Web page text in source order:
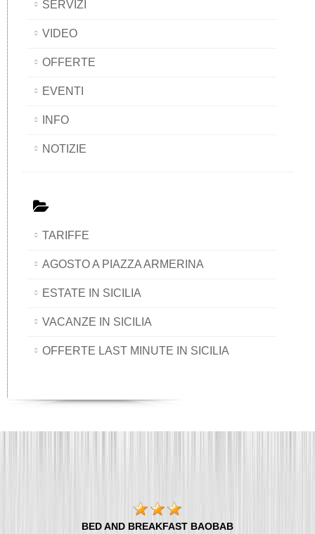
SERVIZI
VIDEO
OFFERTE
EVENTI
INFO
NOTIZIE
TARIFFE
AGOSTO A PIAZZA ARMERINA
ESTATE IN SICILIA
VACANZE IN SICILIA
OFFERTE LAST MINUTE IN SICILIA
BED AND BREAKFAST BAOBAB